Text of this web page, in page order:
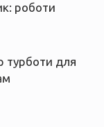
роботи
турботи для